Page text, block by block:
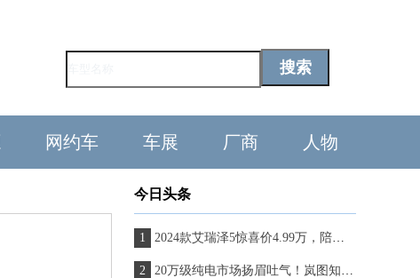
网约车 车展 厂商 人物
今日头条
2024款艾瑞泽5惊喜价4.99万，陪伴异乡人轻松返程开工
20万级纯电市场扬眉吐气！岚图知音首日订单破8000台，销售爆单忙不过来